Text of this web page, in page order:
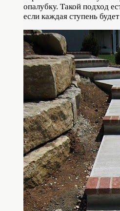
опалубку. Такой подход
если каждая ступень